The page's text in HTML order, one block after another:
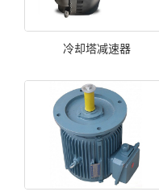
冷却塔减速器